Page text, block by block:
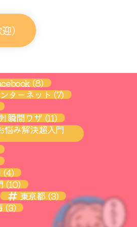
）
(8)
ターネット(7)
! 瞬間ワザ(11)
悩み解決超入門
(4)
(10)
東京都(3)
(3)